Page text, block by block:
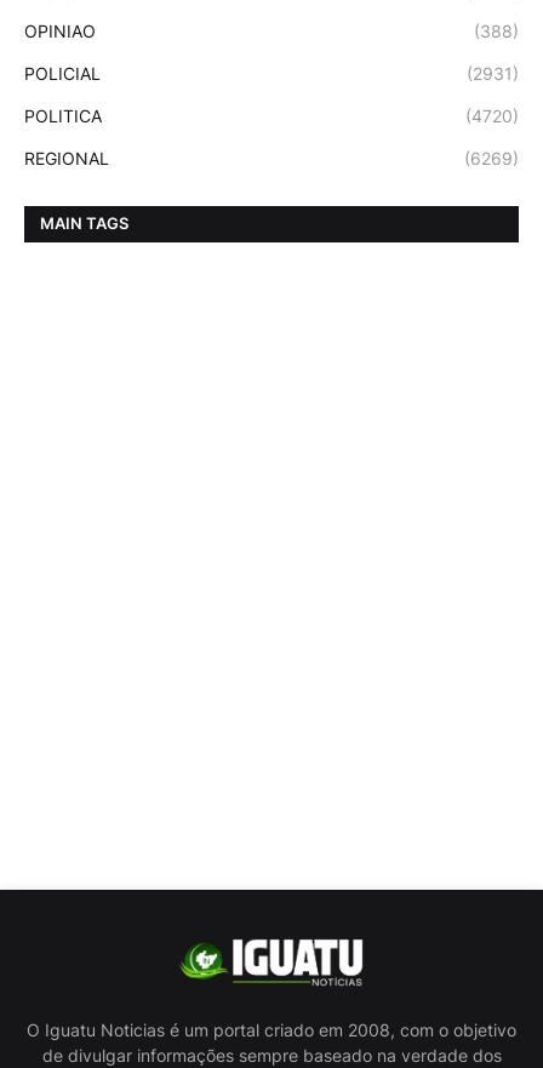
OPINIAO (388)
POLICIAL (2931)
POLITICA (4720)
REGIONAL (6269)
MAIN TAGS
O Iguatu Noticias é um portal criado em 2008, com o objetivo
de divulgar informações sempre baseado na verdade dos